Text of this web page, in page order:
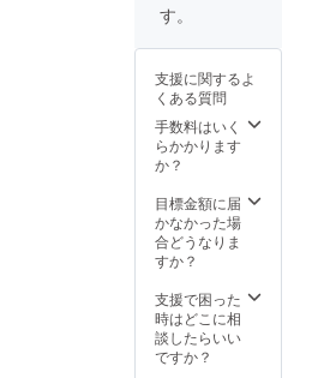
場合は
お願い
する事
がござ
いま
す。）
ビをは
じめと
する各
メディ
数放送
される
国内有
数のお
す。
支援に関するよ
くある質問
手数料はいく
らかかります
か？
目標金額に届
かなかった場
合どうなりま
すか？
支援で困った
時はどこに相
談したらいい
ですか？